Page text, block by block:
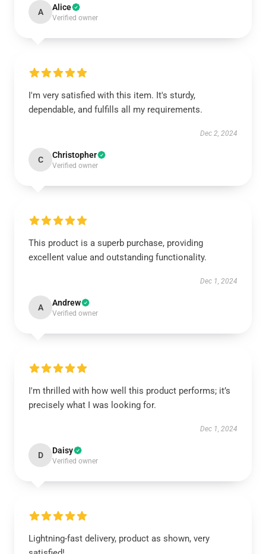
A Alice
Verified owner
I'm very satisfied with this item. It's sturdy,
dependable, and fulfills all my requirements.
Dec 2, 2024
C Christopher
Verified owner
This product is a superb purchase, providing
excellent value and outstanding functionality.
Dec 1, 2024
A Andrew
Verified owner
I'm thrilled with how well this product performs; it’s
precisely what I was looking for.
Dec 1, 2024
D Daisy
Verified owner
Lightning-fast delivery, product as shown, very